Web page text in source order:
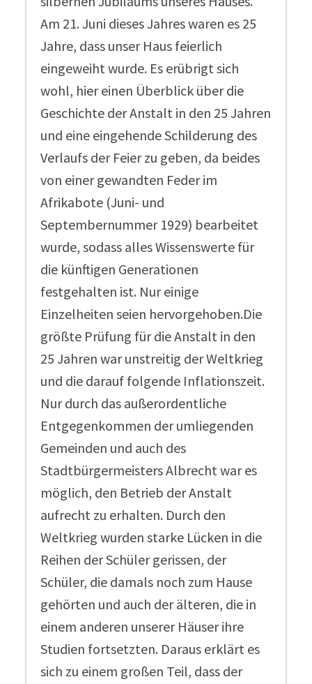
Am 21. Juni dieses Jahres waren es 25
Jahre, dass unser Haus feierlich
eingeweiht wurde. Es erübrigt sich
wohl, hier einen Überblick über die
Geschichte der Anstalt in den 25 Jahren
und eine eingehende Schilderung des
Verlaufs der Feier zu geben, da beides
von einer gewandten Feder im
Afrikabote (Juni- und
Septembernummer 1929) bearbeitet
wurde, sodass alles Wissenswerte für
die künftigen Generationen
festgehalten ist. Nur einige
Einzelheiten seien hervorgehoben.Die
größte Prüfung für die Anstalt in den
25 Jahren war unstreitig der Weltkrieg
und die darauf folgende Inflationszeit.
Nur durch das außerordentliche
Entgegenkommen der umliegenden
Gemeinden und auch des
Stadtbürgermeisters Albrecht war es
möglich, den Betrieb der Anstalt
aufrecht zu erhalten. Durch den
Weltkrieg wurden starke Lücken in die
Reihen der Schüler gerissen, der
Schüler, die damals noch zum Hause
gehörten und auch der älteren, die in
einem anderen unserer Häuser ihre
Studien fortsetzten. Daraus erklärt es
sich zu einem großen Teil, dass der